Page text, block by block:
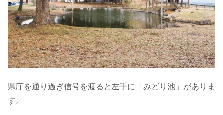
県庁を通り過ぎ信号を渡ると左手に「みどり池」がありま
す。